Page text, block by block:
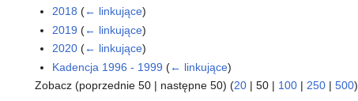
2018 (← linkujące)
2019 (← linkujące)
2020 (← linkujące)
Kadencja 1996 - 1999 (← linkujące)
Zobacz (poprzednie 50 | następne 50) (20 | 50 | 100 | 250 | 500)